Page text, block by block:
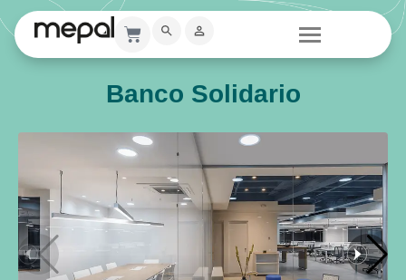
Banco Solidario